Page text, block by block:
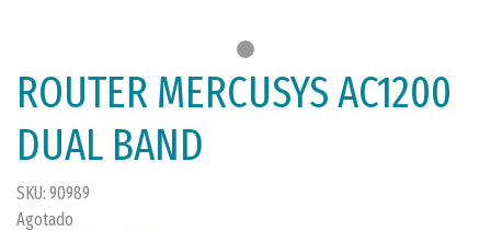
ROUTER MERCUSYS AC1200
DUAL BAND
SKU: 90989
Agotado